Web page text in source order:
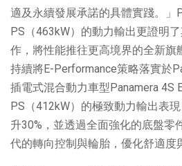
適及永續發展承諾的具體實踐。」
PS（463kW）的動力輸出更證明
作，將性能推往更高境界的全新旗
持續將E-Performance策略落實於
插電式混合動力車型Panamera 4S
PS（412kW）的極致動力輸出表
升30%，並透過全面強化的底盤零
代的轉向控制與輪胎，優化舒適度